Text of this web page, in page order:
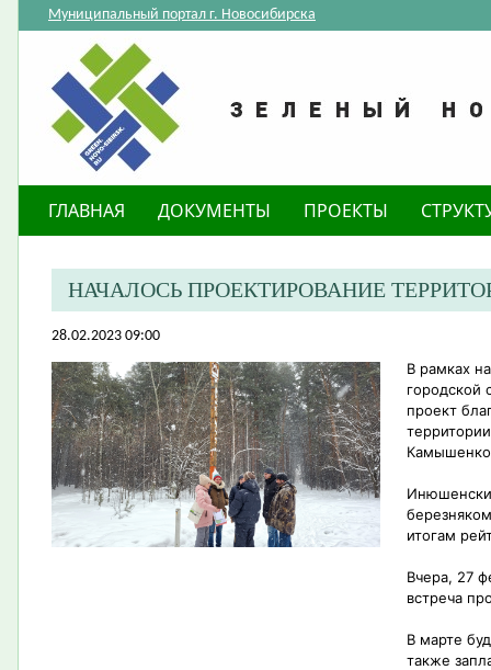
Муниципальный портал г. Новосибирска
ГЛАВНАЯ ДОКУМЕНТЫ ПРОЕКТЫ
НАЧАЛОСЬ ПРОЕКТИРОВАНИЕ
28.02.2023 09:00
В рамках
городской
проект
итогам
Вчера, 27
встреча
В марте
также